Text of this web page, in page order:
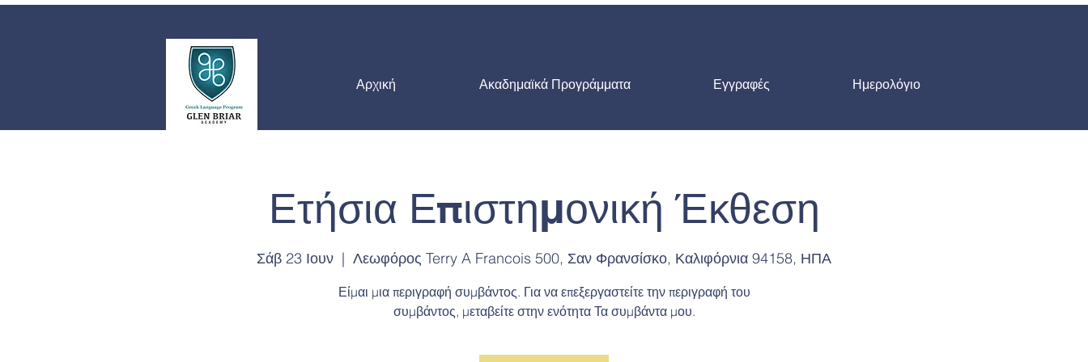
Αρχική Ακαδημαϊκά Προγράμματα Εγγραφές Ημερολόγιο
Ετήσια Επιστημονική Έκθεση
Σάβ 23 Ιουν
  |
Λεωφόρος Terry A Francois 500, Σαν Φρανσίσκο, Καλιφόρνια 94158, ΗΠΑ
Είμαι μια περιγραφή συμβάντος. Για να επεξεργαστείτε την περιγραφή του
συμβάντος, μεταβείτε στην ενότητα Τα συμβάντα μου.